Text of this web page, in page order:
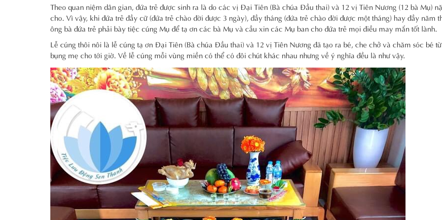
Theo quan niệm dân gian, đứa trẻ được sinh ra là do các vị Đại Tiên (Bà chúa Đầu thai) và 12 vị Tiên Nương (12 bà Mụ)
cho. Vì vậy, khi đứa trẻ đầy cữ (đứa trẻ chào đời được 3 ngày), đầy tháng (đứa trẻ chào đời được một tháng) hay đầy năm
ông bà đứa trẻ phải bày tiệc cúng Mụ để tạ ơn các bà Mụ và cầu xin các Mụ ban cho đứa trẻ mọi điều may mắn tốt lành.
Lễ cúng thôi nôi là lễ cúng tạ ơn Đại Tiên (Bà chúa Đầu thai) và 12 vị Tiên Nương đã tạo ra bé, che chở và chăm sóc bé
bụng mẹ cho tới giờ. Về lễ cúng mỗi vùng miền có thể có đôi chút khác nhau nhưng về ý nghĩa đều là như vậy.